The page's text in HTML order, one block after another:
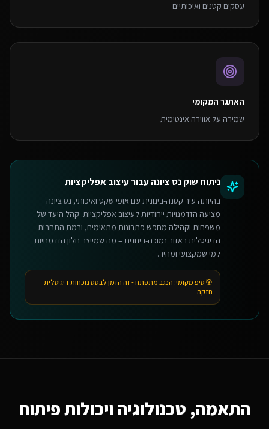
עסקים קטנים ואיכותיים
האתגר המקומי
שמירה על אווירה אינטימית
ניתוח שוקנס ציונהעבורעיצוב אפליקציות
בהיותה עיר קטנה-בינונית עם אופי שקט ואיכותי, נס ציונה
מציעה הזדמנויות ייחודיות לעיצוב אפליקציות. קהל היעד של
משפחות וקהילה מחפש פתרונות מתאימים, ורמת התחרות
הדיגיטלית באזור נמוכה-בינונית – מה שמייצר חלון הזדמנויות
למי שמקצועי ומהיר.
🎯 טיפ מקומי: הנגב מתפתח - זה הזמן לבסס נוכחות דיגיטלית
חזקה
התאמה, טכנולוגיה ויכולות פיתוח